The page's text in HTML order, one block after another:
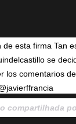
de esta firma Tan
se
los comentarios
por Marcela